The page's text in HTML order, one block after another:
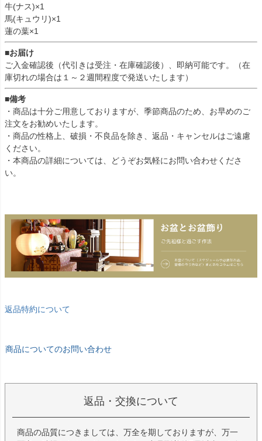
牛(ナス)×1
馬(キュウリ)×1
蓮の葉×1
■お届け
ご入金確認後（代引きは受注・在庫確認後）、即納可能です。（在
庫切れの場合は１～２週間程度で発送いたします）
■備考
・商品は十分ご用意しておりますが、季節商品のため、お早めのご
注文をお勧めいたします。
・商品の性格上、破損・不良品を除き、返品・キャンセルはご遠慮
ください。
・本商品の詳細については、どうぞお気軽にお問い合わせくださ
い。
返品特約について
商品についてのお問い合わせ
返品・交換について
商品の品質につきましては、万全を期しておりますが、万一